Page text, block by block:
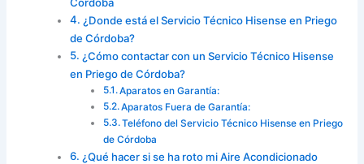
¿Donde está el Servicio Técnico Hisense en Priego
de Córdoba?
¿Cómo contactar con un Servicio Técnico Hisense
en Priego de Córdoba?
Aparatos en Garantía:
Aparatos Fuera de Garantía:
Teléfono del Servicio Técnico Hisense en Priego
de Córdoba
¿Qué hacer si se ha roto mi Aire Acondicionado